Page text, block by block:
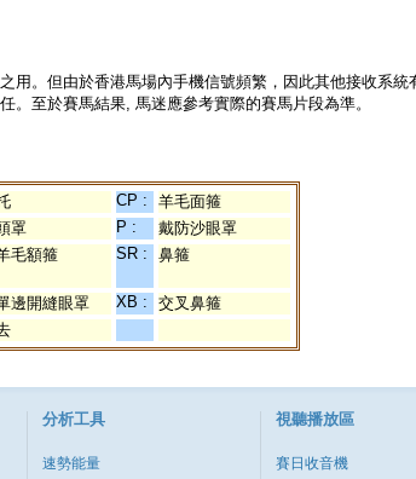
用。但由於香港馬場內手機信號頻繁，因此其他接收系
。至於賽馬結果, 馬迷應參考實際的賽馬片段為準。
CP :
羊毛面箍
罩 P :
戴防沙眼罩
毛額箍 SR : 鼻箍
邊開縫眼罩 XB :
交叉鼻箍
分析工具
速勢能量
視聽播放區
賽日收音機